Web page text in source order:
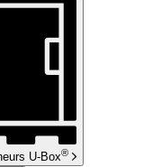
U-Box®